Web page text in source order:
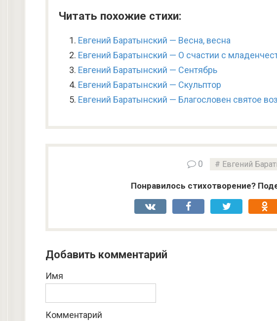
Читать похожие стихи:
Евгений Баратынский — Весна, весна
Евгений Баратынский — О счастии с
Евгений Баратынский — Сентябрь
Евгений Баратынский — Скульптор
Евгений Баратынский — Благословен святое
0 Евгений
Понравилось стихотворение?
Добавить комментарий
Имя
Комментарий